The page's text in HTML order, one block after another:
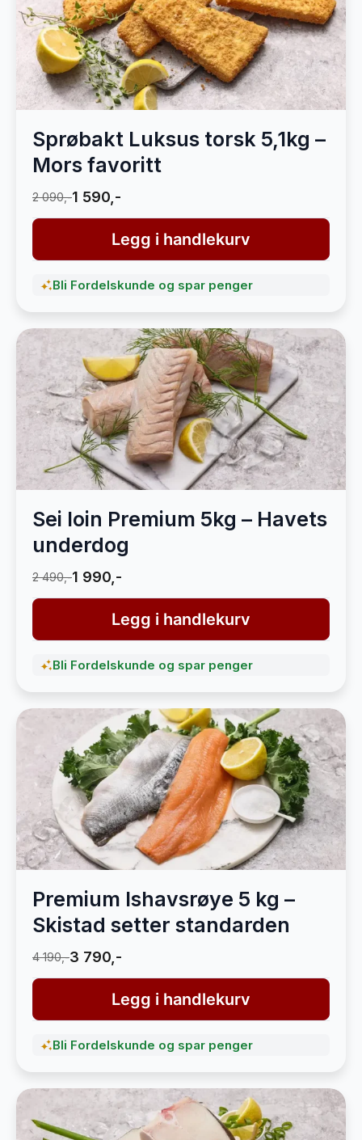
Sprøbakt Luksus torsk 5,1kg –
Mors favoritt
2 090,-1 590,-
Legg i handlekurv
Bli Fordelskunde og spar penger
Sei loin Premium 5kg – Havets
underdog
2 490,-1 990,-
Legg i handlekurv
Bli Fordelskunde og spar penger
Premium Ishavsrøye 5 kg –
Skistad setter standarden
4 190,-3 790,-
Legg i handlekurv
Bli Fordelskunde og spar penger